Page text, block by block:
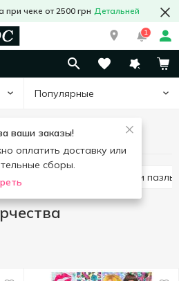
при чеке от 2500 грн Детальней
1
Популярные
ваши заказы!
оплатить доставку или
сборы.
Детские игрушки
наборы Детские игры и пазлы